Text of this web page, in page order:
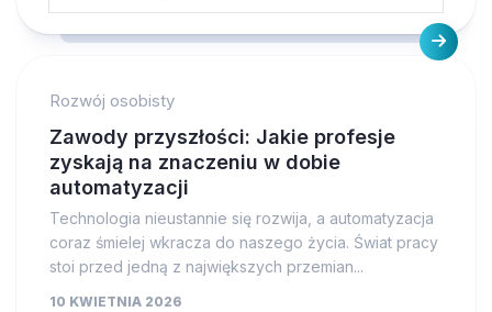
Rozwój osobisty
Zawody przyszłości: Jakie profesje
zyskają na znaczeniu w dobie
automatyzacji
Technologia nieustannie się rozwija, a automatyzacja
coraz śmielej wkracza do naszego życia. Świat pracy
stoi przed jedną z największych przemian...
10 KWIETNIA 2026